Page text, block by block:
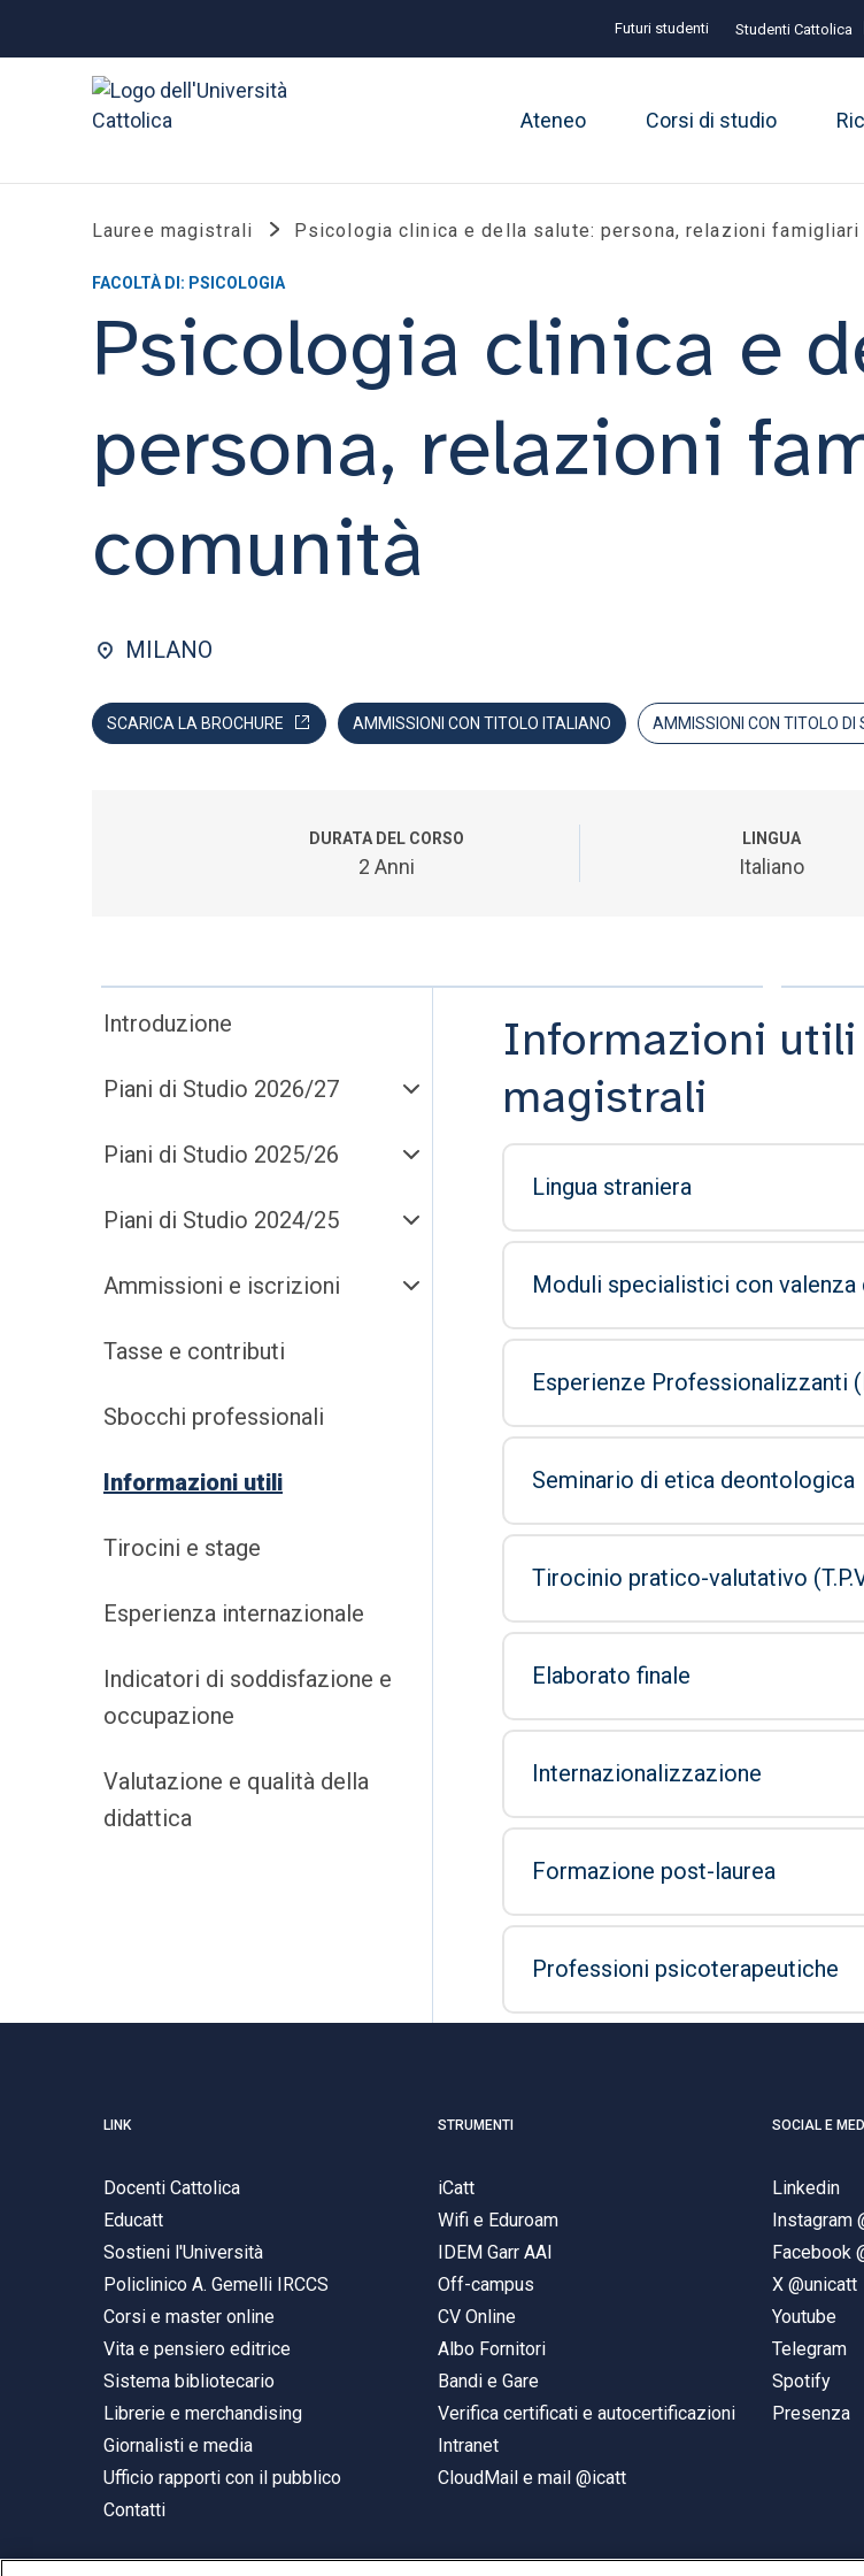
Futuri studenti Studenti Cattolica
Ateneo Corsi di studio
Lauree magistrali Psicologia clinica e della salute: persona, relazioni famigliari
FACOLTÀ DI: PSICOLOGIA
Psicologia clinica e
persona, relazioni
comunità
MILANO
SCARICA LA BROCHURE AMMISSIONI CON TITOLO ITALIANO AMMISSIONI CON TITOLO DI
DURATA DEL CORSO
2 Anni
LINGUA
Italiano
Introduzione
Piani di Studio 2026/27
Piani di Studio 2025/26
Piani di Studio 2024/25
Ammissioni e iscrizioni
Tasse e contributi
Sbocchi professionali
Informazioni utili
Tirocini e stage
Esperienza internazionale
Indicatori di soddisfazione e
occupazione
Valutazione e qualità della
didattica
Informazioni
magistrali
Lingua straniera
Moduli specialistici con
Esperienze Professionalizzanti
Seminario di etica deontologica
Tirocinio pratico-valutativo
Elaborato finale
Internazionalizzazione
Formazione post-laurea
Professioni psicoterapeutiche
LINK
Docenti Cattolica
Educatt
Sostieni l'Università
Policlinico A. Gemelli IRCCS
Corsi e master online
Vita e pensiero editrice
Sistema bibliotecario
Librerie e merchandising
Giornalisti e media
Ufficio rapporti con il pubblico
Contatti
STRUMENTI
iCatt
Wifi e Eduroam
IDEM Garr AAI
Off-campus
CV Online
Albo Fornitori
Bandi e Gare
Verifica certificati e autocertificazioni
Intranet
CloudMail e mail @icatt
SOCIAL E
Linkedin
Instagram
Facebook
X @unicatt
Youtube
Telegram
Spotify
Presenza